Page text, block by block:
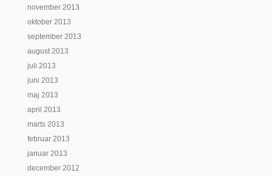
november 2013
oktober 2013
september 2013
august 2013
juli 2013
juni 2013
maj 2013
april 2013
marts 2013
februar 2013
januar 2013
december 2012